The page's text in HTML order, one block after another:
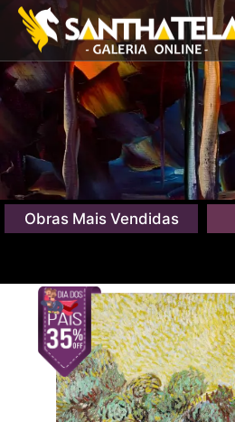
Obras Mais Vendidas